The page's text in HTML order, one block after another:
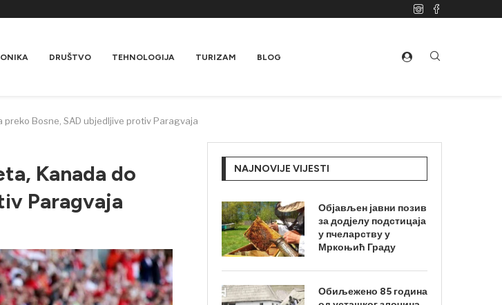
DRUŠTVO TEHNOLOGIJA TURIZAM BLOG
Bosne, SAD ubjedljive protiv Paragvaja
Kanada do
Paragvaja
NAJNOVIJE VIJESTI
Објављен јавни позив
за додјелу подстицаја
у пчеларству у
Мркоњић Граду
Обиљежено 85 година